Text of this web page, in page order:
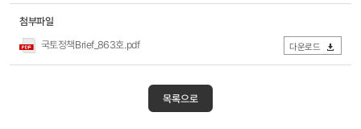
첨부파일
국토정책Brief_863호.pdf
다운로드
목록으로